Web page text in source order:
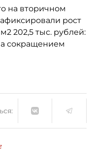
на вторичном
рост
202,5 тыс. рублей:
сокращением